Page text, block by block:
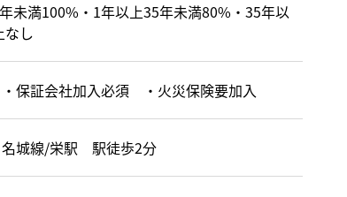
未満100%・1年以上35年未満80%・35年以
なし
・保証会社加入必須 ・火災保険要加入
名城線/栄駅 駅徒歩2分